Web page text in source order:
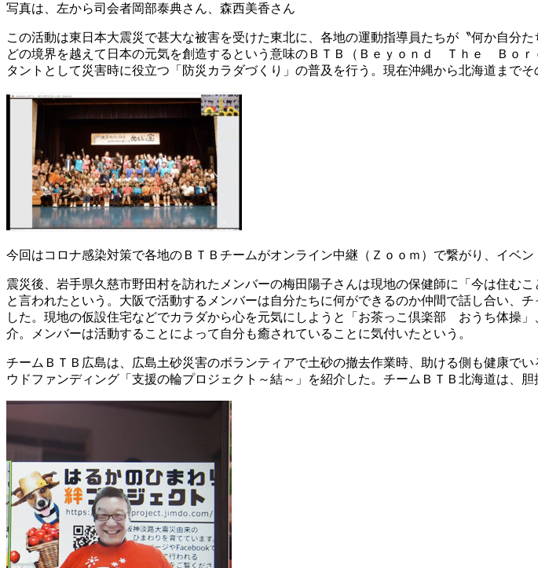
写真は、左から司会者岡部泰典さん、森西美香さん
この活動は東日本大震災で甚大な被害を受けた東北に、各地の運動指導員たちが〝何か自分
どの境界を越えて日本の元気を創造するという意味のＢＴＢ（Ｂｅｙｏｎｄ Ｔｈｅ Ｂｏ
タントとして災害時に役立つ「防災カラダづくり」の普及を行う。現在沖縄から北海道までそ
今回はコロナ感染対策で各地のＢＴＢチームがオンライン中継（Ｚｏｏｍ）で繋がり、イベ
震災後、岩手県久慈市野田村を訪れたメンバーの梅田陽子さんは現地の保健師に「今は住む
と言われたという。大阪で活動するメンバーは自分たちに何ができるのか仲間で話し合い、
した。現地の仮設住宅などでカラダから心を元気にしようと「お茶っこ倶楽部 おうち体操
介。メンバーは活動することによって自分も癒されていることに気付いたという。
チームＢＴＢ広島は、広島土砂災害のボランティアで土砂の撤去作業時、助ける側も健康で
ウドファンディング「支援の輪プロジェクト～結～」を紹介した。チームＢＴＢ北海道は、